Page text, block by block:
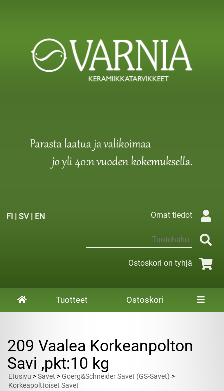
FI | SV| EN Omat tiedot
Ostoskori on tyhjä
Tuotteet Ostoskori
209 Vaalea Korkeanpolton
Savi ,pkt:10 kg
Etusivu >Savet >Goerg&Schneider Savet (GS-Savet) >
Korkeapolttoiset Savet